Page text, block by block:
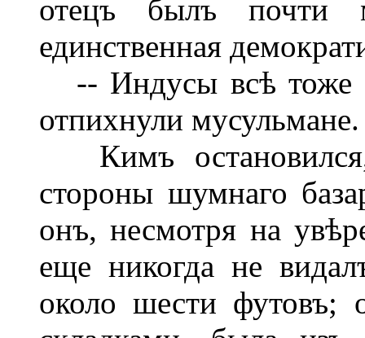
отецъ былъ почти
единственная
-- Индусы всѣ тоже
отпихнули
Кимъ
стороны шумнаго
онъ, несмотря на
еще никогда не
около шести футовъ;